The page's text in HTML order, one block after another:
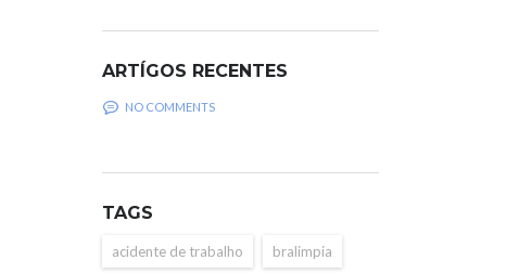
ARTÍGOS RECENTES
NO COMMENTS
TAGS
acidente de trabalho bralimpia